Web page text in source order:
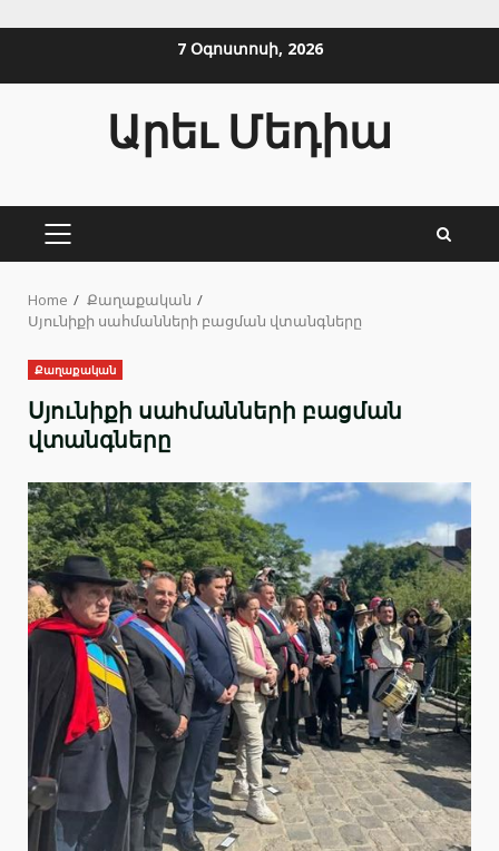
7 Օգոստոսի, 2026
Արեւ Մեդիա
PRIMARY
Home
Քաղաքական
Սյունիքի սահմանների բացման վտանգները
Քաղաքական
Սյունիքի սահմանների բացման
վտանգները